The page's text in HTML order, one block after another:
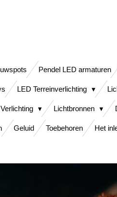
Pendel LED armaturen
LED Terreinverlichting
Lichtbronnen
Geluid Toebehoren Het